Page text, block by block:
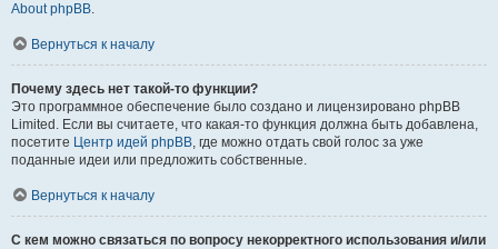
About phpBB.
Вернуться к началу
Почему здесь нет такой-то функции?
Это программное обеспечение было создано и лицензировано phpBB
Limited. Если вы считаете, что какая-то функция должна быть добавлена,
посетите Центр идей phpBB, где можно отдать свой голос за уже
поданные идеи или предложить собственные.
Вернуться к началу
С кем можно связаться по вопросу некорректного использования и/или